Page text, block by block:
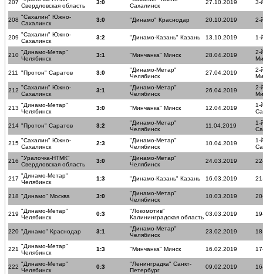
207
Свердловская область
3:0
Сахалинск
27.10.2019 3-
208 "Сахалин" Южно-
Сахалинск
3:0 "Динамо" Краснодар 20.10.2019 2-
209 "Сахалин" Южно-
Сахалинск
3:2 "Динамо-Казань" Казань 13.10.2019 1-
210 "Динамо-Метар"
Челябинск
3:1 "Минчанка" Минск 28.04.2019
2-
211 "Протон" Саратов 3:0
"Динамо-Метар"
Челябинск
27.04.2019
2-
212 "Сахалин" Южно-
Сахалинск
3:1
"Динамо-Метар"
Челябинск
26.04.2019
2-
213 "Динамо-Метар"
Челябинск
3:0 "Минчанка" Минск 12.04.2019
1-
214 "Протон" Саратов 3:2
"Динамо-Метар"
Челябинск
11.04.2019
1-
215 "Сахалин" Южно-
Сахалинск
2:3
"Динамо-Метар"
Челябинск
10.04.2019
1-
216 "Уралочка-НТМК"
Свердловская область
3:0
"Динамо-Метар"
Челябинск
24.03.2019
217 "Динамо-Метар"
Челябинск
1:3 "Динамо-Казань" Казань 16.03.2019
218 "Динамо" Москва 3:0
"Динамо-Метар"
Челябинск
10.03.2019
219 "Динамо-Метар"
Челябинск
0:3
"Локомотив"
Калининградская область
03.03.2019
220 "Динамо" Краснодар 3:1
"Динамо-Метар"
Челябинск
23.02.2019
221 "Динамо-Метар"
Челябинск
1:3 "Минчанка" Минск 16.02.2019
222 "Динамо-Метар"
Челябинск
0:3
"Ленинградка" Санкт-
Петербург
09.02.2019